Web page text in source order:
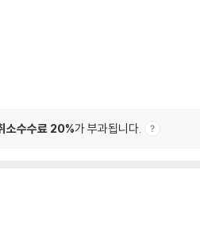
소수수료 20%가 부과됩니다.